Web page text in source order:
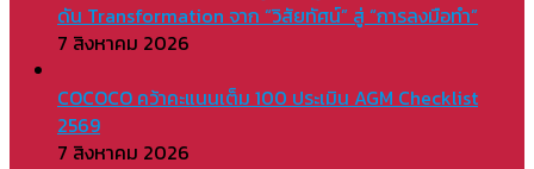
ดัน Transformation จาก “วิสัยทัศน์” สู่ “การลงมือทำ”
7 สิงหาคม 2026
COCOCO คว้าคะแนนเต็ม 100 ประเมิน AGM Checklist
2569
7 สิงหาคม 2026